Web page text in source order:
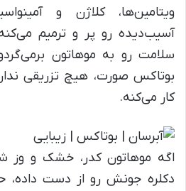
ویتامین‌ها، کلاژن و
آسیب‌دیده رو پر و ترمیم
سلامت رو به موهاتون
بوتاکس صورت، هیچ تزریقی
کار می‌کنه.
اگه موهاتون کدر، خشک و وز
دکلره جونش رو از دست داده،